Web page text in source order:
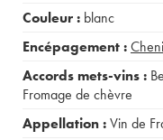
Couleur : blanc
Encépagement :
Accords mets-vins :
Fromage de chèvre
Appellation :Vin de